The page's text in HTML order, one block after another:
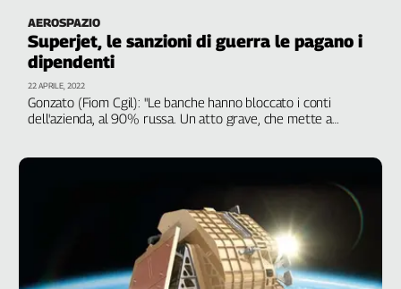
AEROSPAZIO
Superjet, le sanzioni di guerra le pagano i
dipendenti
Gonzato (Fiom Cgil): "Le banche hanno bloccato i conti
dell'azienda, al 90% russa. Un atto grave, che mette a
22 APRILE, 2022